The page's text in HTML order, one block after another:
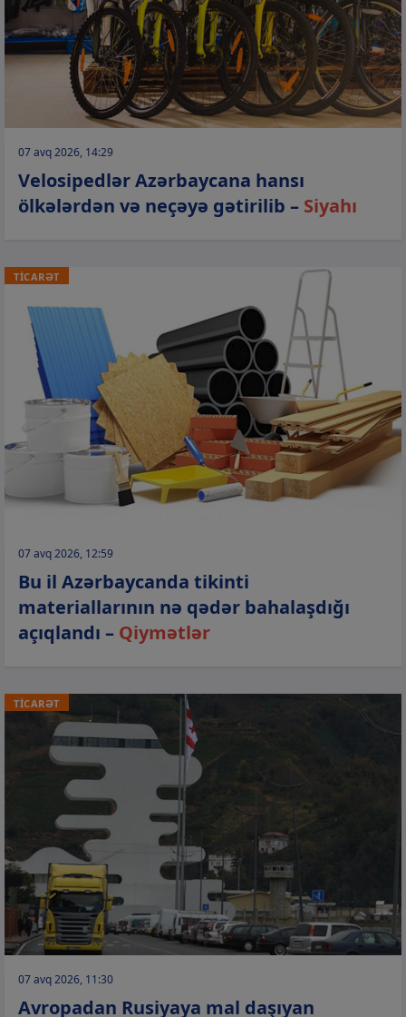
07 avq 2026, 14:29
Velosipedlər Azərbaycana hansı
ölkələrdən və neçəyə gətirilib – Siyahı
TİCARƏT
07 avq 2026, 12:59
Bu il Azərbaycanda tikinti
materiallarının nə qədər bahalaşdığı
açıqlandı – Qiymətlər
TİCARƏT
07 avq 2026, 11:30
Avropadan Rusiyaya mal daşıyan